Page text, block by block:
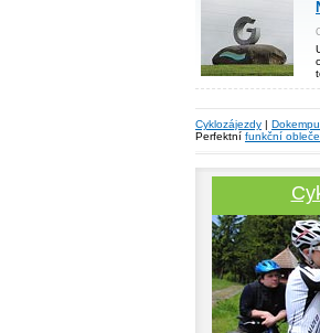
Cyklozájezdy |
Perfektní funkční